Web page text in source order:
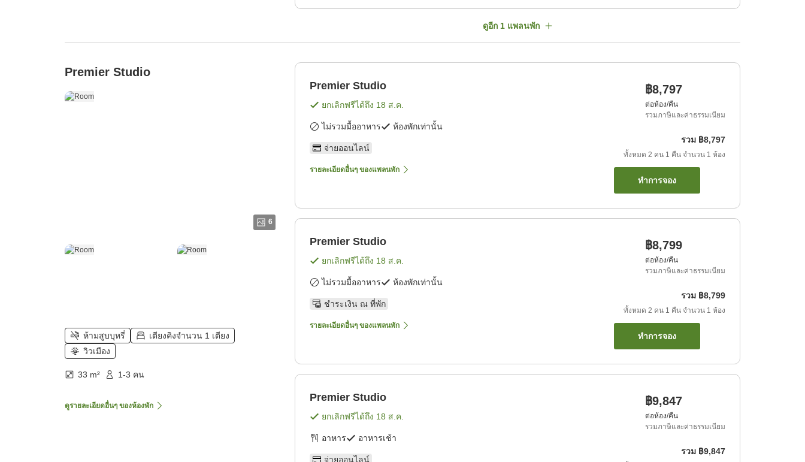
ดูอีก 1แพลนพัก
Premier Studio
6
ห้ามสูบบุหรี่
เตียงคิงจำนวน 1 เตียง
วิวเมือง
33 m² 1-3 คน
ดูรายละเอียดอื่นๆ ของห้องพัก
Premier Studio
ยกเลิกฟรีได้ถึง 18 ส.ค.
ไม่รวมมื้ออาหาร ห้องพักเท่านั้น
จ่ายออนไลน์
รายละเอียดอื่นๆ ของแพลนพัก
฿8,797
ต่อห้อง/คืน
รวมภาษีและค่าธรรมเนียม
รวม ฿8,797
ทั้งหมด 2 คน 1 คืน จำนวน 1 ห้อง
ทำการจอง
Premier Studio
ยกเลิกฟรีได้ถึง 18 ส.ค.
ไม่รวมมื้ออาหาร ห้องพักเท่านั้น
ชำระเงิน ณ ที่พัก
รายละเอียดอื่นๆ ของแพลนพัก
฿8,799
ต่อห้อง/คืน
รวมภาษีและค่าธรรมเนียม
รวม ฿8,799
ทั้งหมด 2 คน 1 คืน จำนวน 1 ห้อง
ทำการจอง
Premier Studio
ยกเลิกฟรีได้ถึง 18 ส.ค.
อาหาร อาหารเช้า
จ่ายออนไลน์
฿9,847
ต่อห้อง/คืน
รวมภาษีและค่าธรรมเนียม
รวม ฿9,847